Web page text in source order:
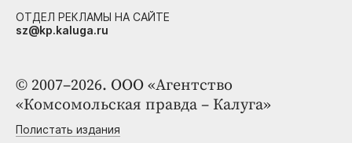
© 2007–2026. ООО «Агентство
«Комсомольская правда – Калуга»
Полистать издания
ОТДЕЛ РЕКЛАМЫ НА САЙТЕ
sz@kp.kaluga.ru